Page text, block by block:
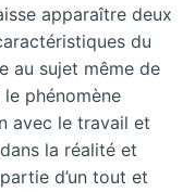
apparaître deux
du
au sujet même de
phénomène
avec le travail et
la réalité et
d’un tout et